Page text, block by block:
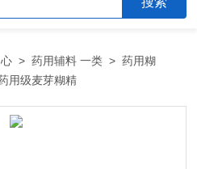
维素、羟丙基甲基纤维素、乳糖、
糖，麝香草酚，药用蜂蜜，
>药用辅料 一类 >药用糊
用级麦芽糊精